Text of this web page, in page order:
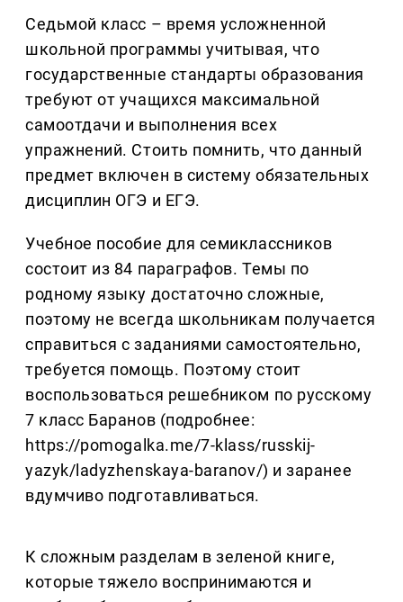
Седьмой класс – время усложненной
школьной программы учитывая, что
государственные стандарты образования
требуют от учащихся максимальной
самоотдачи и выполнения всех
упражнений. Стоить помнить, что данный
предмет включен в систему обязательных
дисциплин ОГЭ и ЕГЭ.
Учебное пособие для семиклассников
состоит из 84 параграфов. Темы по
родному языку достаточно сложные,
поэтому не всегда школьникам получается
справиться с заданиями самостоятельно,
требуется помощь. Поэтому стоит
воспользоваться решебником по русскому
7 класс Баранов (подробнее:
https://pomogalka.me/7-klass/russkij-
yazyk/ladyzhenskaya-baranov/) и заранее
вдумчиво подготавливаться.
К сложным разделам в зеленой книге,
которые тяжело воспринимаются и